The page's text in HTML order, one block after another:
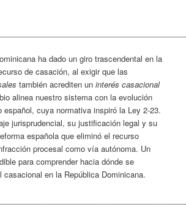
ha dado un giro trascendental en la
de casación, al exigir que las
también acrediten uninterés casacional
alinea nuestro sistema con la evolución
español, cuya normativa inspiró la Ley 2-23.
jurisprudencial, su justificación legal y su
española que eliminó el recurso
procesal como vía autónoma. Un
para comprender hacia dónde se
casacional en la República Dominicana.